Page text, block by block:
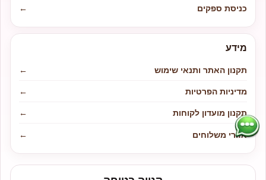
כניסת ספקים
←
מידע
תקנון האתר ותנאי שימוש
←
מדיניות הפרטיות
←
תקנון מועדון לקוחות
←
אזורי משלוחים
←